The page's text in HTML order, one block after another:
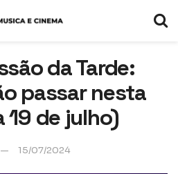
da Tarde:
passar nesta
19 de julho)
15/07/2024